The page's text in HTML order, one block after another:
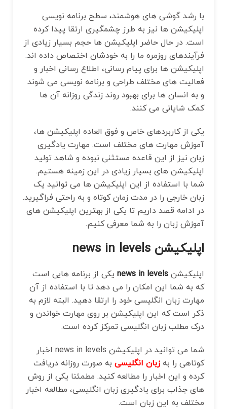
با رشد گوشی‌ های هوشمند، سطح برنامه نویسی
اپلیکیشن ها نیز به طرز چشمگیری ارتقا پیدا کرده
است. در حال حاضر اپلیکیشن ‌ها حجم بسیار زیادی از
فرآیندهای روزمره ما را به خودشان اختصاص داده اند.
اپلیکیشن ها برای پیام رسانی، اطلاع رسانی اخبار و
فعالیت های مختلف طراحی و برنامه نویسی می شوند
و به انسان ها برای بهبود روند زندگی روزانه آن ها
کمک شایانی می کنند.
یکی از کاربردهای خاص و فوق ‌العاده اپلیکیشن‌ ها،
آموزش مهارت های مختلف است. مهارت یادگیری
زبان نیز از این قاعده مستثنی نبوده و شاهد تولید
اپلیکیشن های بسیار زیادی در این زمینه هستیم.
شما با استفاده از این اپلیکیشن ها می توانید یک
زبان خارجی را در مدت زمان کوتاه و به راحتی فراگیرید.
در ادامه قصد داریم تا یکی از بهترین اپلیکیشن های
آموزش زبان را به شما معرفی کنیم.
اپلیکیشن news in levels
اپلیکیشن news in levels یکی از برنامه هایی است
که به شما این امکان را می دهد تا با استفاده از آن
مهارت زبان انگلیسی خود را ارتقا دهید. البته لازم به
ذکر است که این اپلیکیشن بر روی مهارت خواندن و
درک مطلب زبان انگلیسی تمرکز کرده است.
شما می توانید در اپلیکیشن news in levels اخبار
کوتاهی را بهزبان انگلیسی به صورت روزانه دریافت
کرده و این اخبار را مطالعه کنید. مطمئنا یکی از روش‌
های جذاب برای یادگیری زبان انگلیسی، مطالعه اخبار
مختلف به این زبان است.